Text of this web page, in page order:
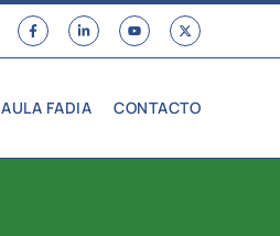
AULA FADIA CONTACTO